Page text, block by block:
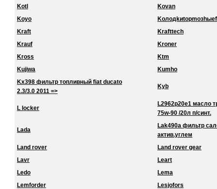
Kotl
Kovan
Koyo
Kraft
Krafttech
Krauf
Kroner
Kross
Ktm
Kujiwa
Kumho
Kx398 фильтр топливный fiat ducato
2.3/3.0 2011 =>
Kyb
L locker
L2962p20e1 масло
75w-90 /20л п/синт.
Lada
Lak490a фильтр
актив.углем
Land rover
Land rover gear
Lavr
Leart
Ledo
Lema
Lemforder
Lesjofors